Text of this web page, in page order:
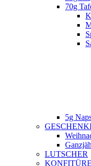
70g
5g
LUTSCHER